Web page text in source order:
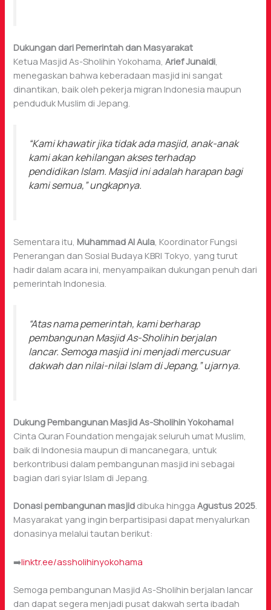
Dukungan dari Pemerintah dan Masyarakat
Ketua Masjid As-Sholihin Yokohama,Arief Junaidi,
menegaskan bahwa keberadaan masjid ini sangat
dinantikan, baik oleh pekerja migran Indonesia maupun
penduduk Muslim di Jepang.
“Kami khawatir jika tidak ada masjid, anak-anak
kami akan kehilangan akses terhadap
pendidikan Islam. Masjid ini adalah harapan bagi
kami semua,”ungkapnya.
Sementara itu, Muhammad Al Aula, Koordinator Fungsi
Penerangan dan Sosial Budaya KBRI Tokyo, yang turut
hadir dalam acara ini, menyampaikan dukungan penuh dari
pemerintah Indonesia.
“Atas nama pemerintah, kami berharap
pembangunan Masjid As-Sholihin berjalan
lancar. Semoga masjid ini menjadi mercusuar
dakwah dan nilai-nilai Islam di Jepang,”ujarnya.
Dukung Pembangunan Masjid As-Sholihin Yokohama!
Cinta Quran Foundation mengajak seluruh umat Muslim,
baik di Indonesia maupun di mancanegara, untuk
berkontribusi dalam pembangunan masjid ini sebagai
bagian dari syiar Islam di Jepang.
Donasi pembangunan masjid dibuka hinggaAgustus 2025.
Masyarakat yang ingin berpartisipasi dapat menyalurkan
donasinya melalui tautan berikut:
➡️linktr.ee/assholihinyokohama
Semoga pembangunan Masjid As-Sholihin berjalan lancar
dan dapat segera menjadi pusat dakwah serta ibadah